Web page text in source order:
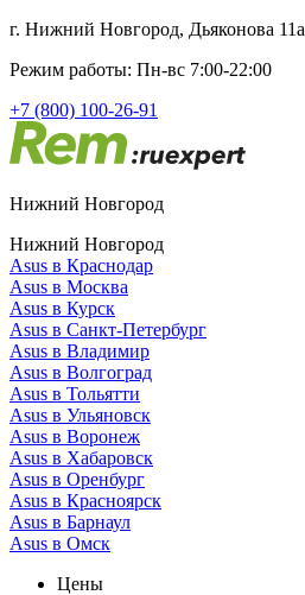
г. Нижний Новгород, Дьяконова 11а
Режим работы: Пн-вс 7:00-22:00
+7 (800) 100-26-91
Нижний Новгород
Нижний Новгород
Asus в Краснодар
Asus в Москва
Asus в Курск
Asus в Санкт-Петербург
Asus в Владимир
Asus в Волгоград
Asus в Тольятти
Asus в Ульяновск
Asus в Воронеж
Asus в Хабаровск
Asus в Оренбург
Asus в Красноярск
Asus в Барнаул
Asus в Омск
Цены